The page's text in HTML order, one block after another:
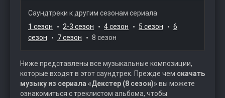
Саундтреки к другим сезонам сериала
1 сезон
2-3 сезон 4 сезон 5 сезон
6
сезон
7 сезон 8 сезон
Ниже представлены все музыкальные композиции,
которые входят в этот саундтрек. Прежде чем скачать
музыку из сериала «Декстер (8 сезон)»вы можете
ознакомиться с треклистом альбома, чтобы